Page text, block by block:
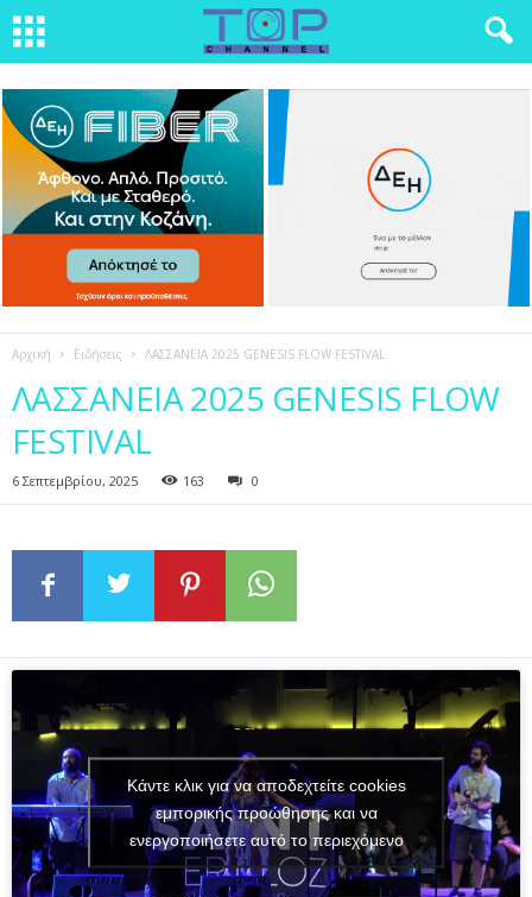
Αρχική Ειδήσεις ΛΑΣΣΑΝΕΙΑ 2025 GENESIS FLOW FESTIVAL
ΛΑΣΣΑΝΕΙΑ 2025 GENESIS FLOW
FESTIVAL
6 Σεπτεμβρίου, 2025 163 0
Κάντε κλικ για να αποδεχτείτε cookies
εμπορικής προώθησης και να
ενεργοποιήσετε αυτό το περιεχόμενο